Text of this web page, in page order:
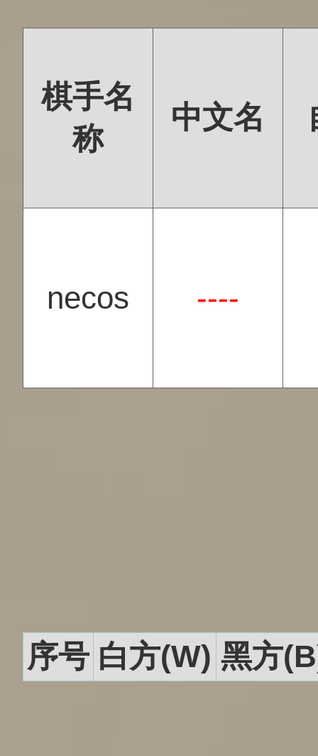
棋手名
称
中文名
necos ----
序号 白方(W) 黑方